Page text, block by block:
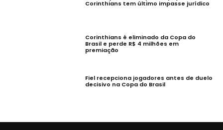
Corinthians tem último impasse jurídico
Corinthians é eliminado da Copa do
Brasil e perde R$ 4 milhões em
premiação
Fiel recepciona jogadores antes de duelo
decisivo na Copa do Brasil